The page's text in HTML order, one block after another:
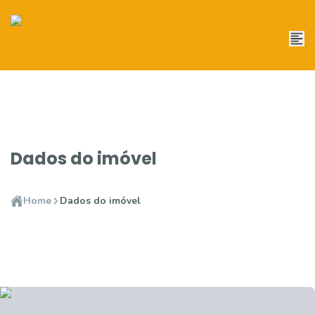
Dados do imóvel
Home Dados do imóvel